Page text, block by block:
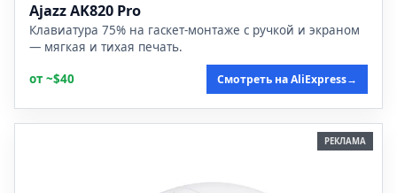
Ajazz AK820 Pro
Клавиатура 75% на гаскет-монтаже с ручкой и экраном
— мягкая и тихая печать.
от ~$40
Смотреть на AliExpress→
РЕКЛАМА